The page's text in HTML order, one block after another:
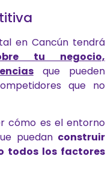
en Cancún tendrá
tu negocio,
que pueden
que no
cómo es el entorno
puedan construir
todos los factores